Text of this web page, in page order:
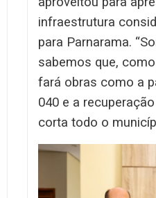
infraestrutura
para Parnarama.
sabemos que,
fará obras como a
040 e a
corta todo o